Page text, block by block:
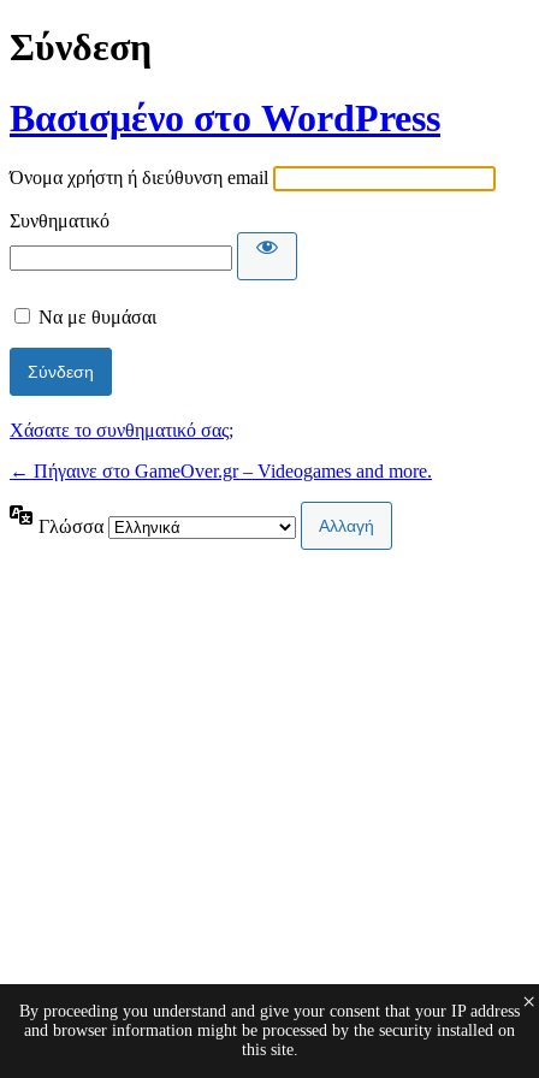
Σύνδεση
Βασισμένο στο WordPress
Όνομα χρήστη ή διεύθυνση email
Συνθηματικό
Να με θυμάσαι
Χάσατε το συνθηματικό σας;
← Πήγαινε στο GameOver.gr – Videogames and more.
Γλώσσα
By proceeding you understand and give your consent that your IP address
and browser information might be processed by the security installed on
this site.
×